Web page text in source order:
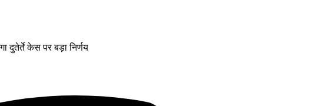
दुतेर्ते केस पर बड़ा निर्णय